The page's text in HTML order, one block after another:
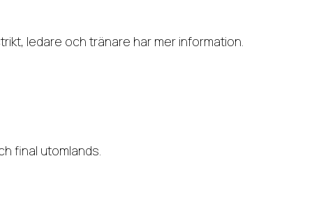
ledare och tränare har mer information.
final utomlands.